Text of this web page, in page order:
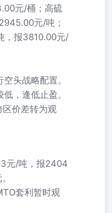
元/桶；高硫
元/吨；
，报3810.00元/
头战略配置。
，逢低止盈。
价差转为观
元/吨，报2404
套利暂时观